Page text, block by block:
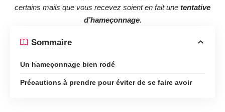
certains mails que vous recevez soient en fait une tentative
d’hameçonnage.
Sommaire
Un hameçonnage bien rodé
Précautions à prendre pour éviter de se faire avoir